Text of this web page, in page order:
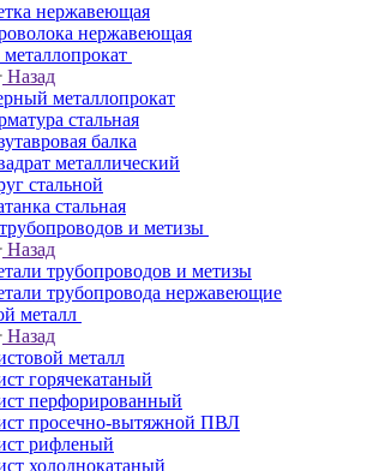
нержавеющая
нержавеющая
Назад
металлопрокат
стальная
балка
металлический
стальной
стальная
и метизы
Назад
трубопроводов и метизы
трубопровода нержавеющие
металл
Назад
металл
горячекатаный
перфорированный
просечно-вытяжной ПВЛ
рифленый
холоднокатаный